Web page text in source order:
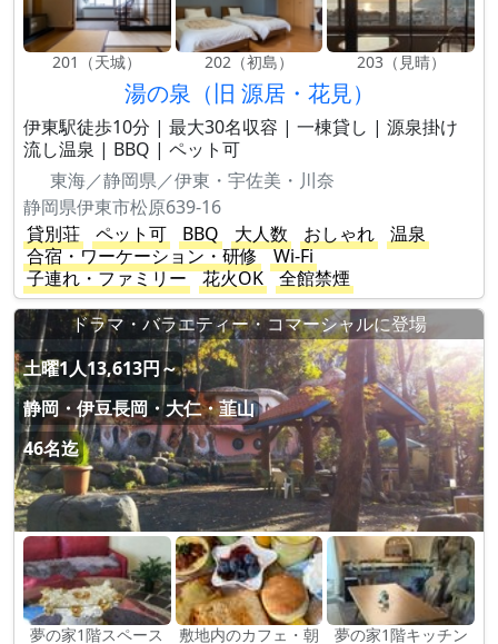
201（天城） 202（初島） 203（見晴）
湯の泉（旧 源居・花見）
伊東駅徒歩10分 | 最大30名収容 | 一棟貸し | 源泉掛け
流し温泉 | BBQ | ペット可
東海／静岡県／伊東・宇佐美・川奈
静岡県伊東市松原639-16
貸別荘
ペット可 BBQ 大人数 おしゃれ
温泉
合宿・ワーケーション・研修
Wi-Fi
子連れ・ファミリー
花火OK
全館禁煙
ドラマ・バラエティー・コマーシャルに登場
土曜1人13,613円～
静岡・伊豆長岡・大仁・韮山
46名迄
夢の家1階スペース
敷地内のカフェ・朝
夢の家1階キッチン